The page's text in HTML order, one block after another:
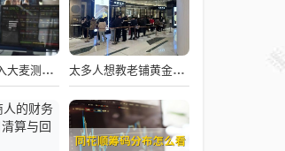
千问APP接入大麦测试“一句话买电影票” 太多人想教老铺黄金怎么做生意了